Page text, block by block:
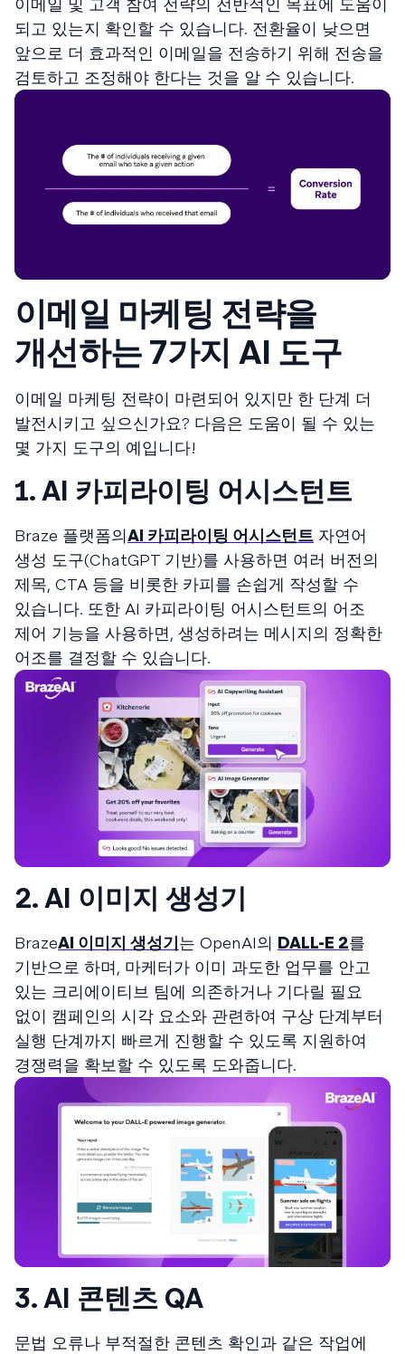
되고 있는지 확인할 수 있습니다. 전환율이 낮으면
앞으로 더 효과적인 이메일을 전송하기 위해 전송을
검토하고 조정해야 한다는 것을 알 수 있습니다.
이메일 마케팅 전략을
개선하는 7가지 AI 도구
이메일 마케팅 전략이 마련되어 있지만 한 단계 더
발전시키고 싶으신가요? 다음은 도움이 될 수 있는
몇 가지 도구의 예입니다!
1. AI 카피라이팅 어시스턴트
Braze 플랫폼의AI 카피라이팅 어시스턴트 자연어
생성 도구(ChatGPT 기반)를 사용하면 여러 버전의
제목, CTA 등을 비롯한 카피를 손쉽게 작성할 수
있습니다. 또한 AI 카피라이팅 어시스턴트의 어조
제어 기능을 사용하면, 생성하려는 메시지의 정확한
어조를 결정할 수 있습니다.
2. AI 이미지 생성기
BrazeAI 이미지 생성기는 OpenAI의 DALL-E 2를
기반으로 하며, 마케터가 이미 과도한 업무를 안고
있는 크리에이티브 팀에 의존하거나 기다릴 필요
없이 캠페인의 시각 요소와 관련하여 구상 단계부터
실행 단계까지 빠르게 진행할 수 있도록 지원하여
경쟁력을 확보할 수 있도록 도와줍니다.
3. AI 콘텐츠 QA
문법 오류나 부적절한 콘텐츠 확인과 같은 작업에